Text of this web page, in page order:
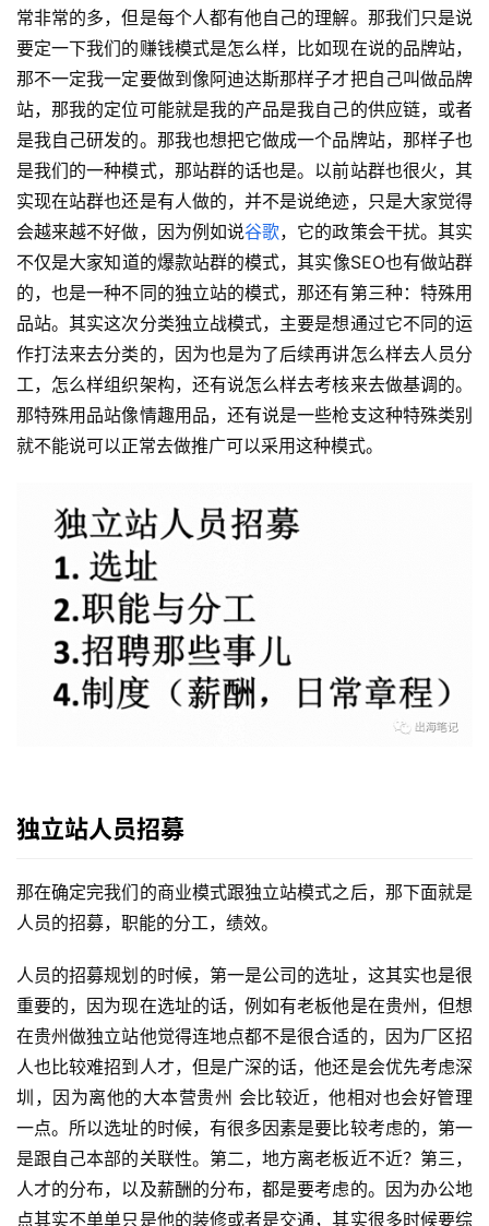
常非常的多，但是每个人都有他自己的理解。那我们只是说
要定一下我们的赚钱模式是怎么样，比如现在说的品牌站，
那不一定我一定要做到像阿迪达斯那样子才把自己叫做品牌
站，那我的定位可能就是我的产品是我自己的供应链，或者
是我自己研发的。那我也想把它做成一个品牌站，那样子也
是我们的一种模式，那站群的话也是。以前站群也很火，其
实现在站群也还是有人做的，并不是说绝迹，只是大家觉得
会越来越不好做，因为例如说谷歌，它的政策会干扰。其实
不仅是大家知道的爆款站群的模式，其实像SEO也有做站群
的，也是一种不同的独立站的模式，那还有第三种：特殊用
品站。其实这次分类独立战模式，主要是想通过它不同的运
作打法来去分类的，因为也是为了后续再讲怎么样去人员分
工，怎么样组织架构，还有说怎么样去考核来去做基调的。
那特殊用品站像情趣用品，还有说是一些枪支这种特殊类别
就不能说可以正常去做推广可以采用这种模式。
独立站人员招募
那在确定完我们的商业模式跟独立站模式之后，那下面就是
人员的招募，职能的分工，绩效。
人员的招募规划的时候，第一是公司的选址，这其实也是很
重要的，因为现在选址的话，例如有老板他是在贵州，但想
在贵州做独立站他觉得连地点都不是很合适的，因为厂区招
人也比较难招到人才，但是广深的话，他还是会优先考虑深
圳，因为离他的大本营贵州 会比较近，他相对也会好管理
一点。所以选址的时候，有很多因素是要比较考虑的，第一
是跟自己本部的关联性。第二，地方离老板近不近？第三，
人才的分布，以及薪酬的分布，都是要考虑的。因为办公地
点其实不单单只是他的装修或者是交通，其实很多时候要综